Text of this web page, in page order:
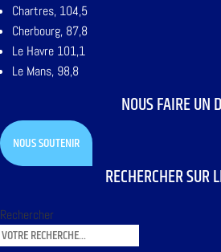
Chartres, 104,5
Cherbourg, 87,8
Le Havre 101,1
Le Mans, 98,8
NOUS FAIRE UN
NOUS SOUTENIR
RECHERCHER SUR
Rechercher